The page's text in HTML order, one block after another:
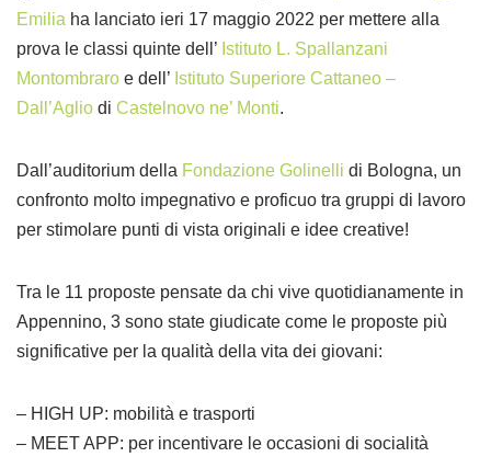
Emilia ha lanciato ieri 17 maggio 2022 per mettere alla
prova le classi quinte dell’ Istituto L. Spallanzani
Montombraro e dell’ Istituto Superiore Cattaneo –
Dall’Aglio di Castelnovo ne’ Monti.
Dall’auditorium della Fondazione Golinelli di Bologna, un
confronto molto impegnativo e proficuo tra gruppi di lavoro
per stimolare punti di vista originali e idee creative!
Tra le 11 proposte pensate da chi vive quotidianamente in
Appennino, 3 sono state giudicate come le proposte più
significative per la qualità della vita dei giovani:
– HIGH UP: mobilità e trasporti
– MEET APP: per incentivare le occasioni di socialità